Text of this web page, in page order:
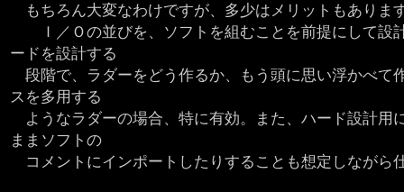
もちろん大変なわけですが、多少はメリットもありま
Ｉ／Ｏの並びを、ソフトを組むことを前提にして設
ードを設計する
段階で、ラダーをどう作るか、もう頭に思い浮かべて
スを多用する
ようなラダーの場合、特に有効。また、ハード設計用
ままソフトの
コメントにインポートしたりすることも想定しながら